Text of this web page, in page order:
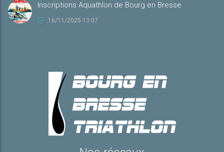
Inscriptions Aquathlon de Bourg en Bresse
16/11/2025 13:07